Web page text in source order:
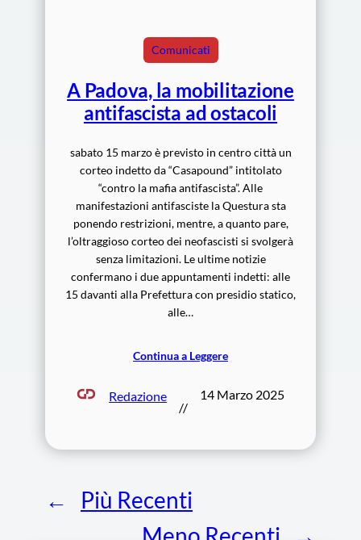
Comunicati
A Padova, la mobilitazione
antifascista ad ostacoli
sabato 15 marzo è previsto in centro città un
corteo indetto da “Casapound” intitolato
“contro la mafia antifascista”. Alle
manifestazioni antifasciste la Questura sta
ponendo restrizioni, mentre, a quanto pare,
l’oltraggioso corteo dei neofascisti si svolgerà
senza limitazioni. Le ultime notizie
confermano i due appuntamenti indetti: alle
15 davanti alla Prefettura con presidio statico,
alle…
Continua a Leggere
Redazione
//
14 Marzo 2025
←
Più Recenti